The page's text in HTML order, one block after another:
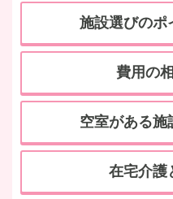
施設選びのポ
費用の
空室がある施
在宅介護